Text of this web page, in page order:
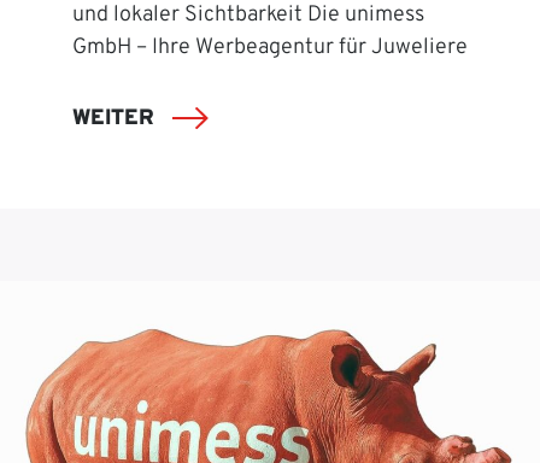
und lokaler Sichtbarkeit Die unimess
GmbH – Ihre Werbeagentur für Juweliere
WEITER